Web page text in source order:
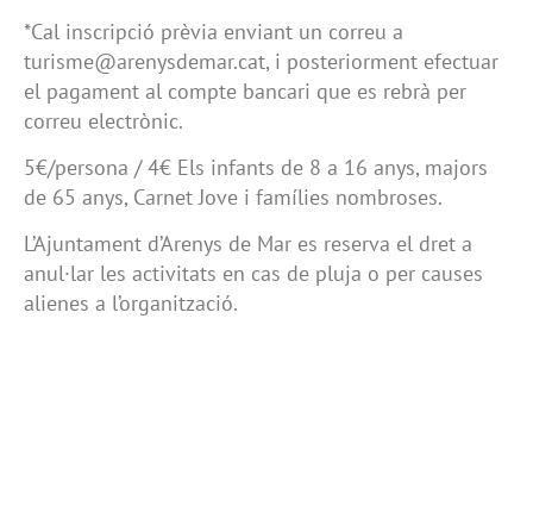
*Cal inscripció prèvia enviant un correu a
turisme@arenysdemar.cat, i posteriorment efectuar
el pagament al compte bancari que es rebrà per
correu electrònic.
5€/persona / 4€ Els infants de 8 a 16 anys, majors
de 65 anys, Carnet Jove i famílies nombroses.
L’Ajuntament d’Arenys de Mar es reserva el dret a
anul·lar les activitats en cas de pluja o per causes
alienes a l’organització.